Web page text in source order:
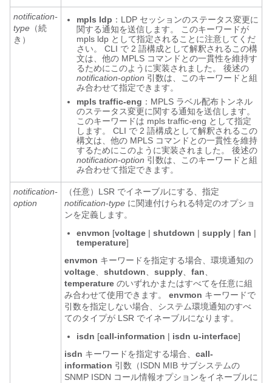
notification-
type （続
き）
mpls ldp ：LDP セッションのステータス変更に
関する通知を送信します。 このキーワードが
mpls ldp として指定されることに注意してくだ
さい。 CLI で 2 語構成として解釈されるこの構
文は、他の MPLS コマンドとの一貫性を維持す
るためにこのように実装されました。 後述の
notification-option 引数は、このキーワードと組
み合わせて指定できます。
mpls traffic-eng ：MPLS ラベル配布トンネル
のステータス変更に関する通知を送信します。
このキーワードは mpls traffic-eng として指定
します。 CLI で 2 語構成として解釈されるこの
構文は、他の MPLS コマンドとの一貫性を維持
するためにこのように実装されました。 後述の
notification-option 引数は、このキーワードと組
み合わせて指定できます。
notification-
option
（任意）LSR でイネーブルにする、指定
notification-type に関連付けられる特定のオプショ
ンを定義します。
envmon [voltage | shutdown | supply | fan |
temperature]
envmon キーワードを指定する場合、環境通知の
voltage
shutdown supply fan
temperature のいずれかまたはすべてを任意に組
み合わせて使用できます。 envmon キーワードで
引数を指定しない場合、システム環境通知のすべ
てのタイプが LSR でイネーブルになります。
isdn [call-information | isdn u-interface]
isdn キーワードを指定する場合、 call-
information 引数（ISDN MIB サブシステムの
SNMP ISDN コール情報オプションをイネーブルに